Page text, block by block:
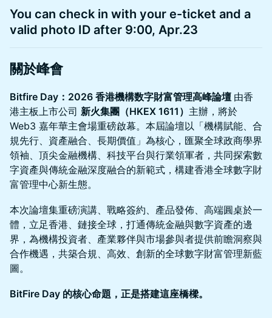
​You can check in with your e-ticket and a
valid photo ID after 9:00, Apr.23
關於峰會
Bitfire Day：2026 香港機構数字財富管理高峰論壇 由香
港主板上市公司 新火集團（HKEX 1611） 主辦，將於
Web3 嘉年華主會場重磅啟幕。本屆論壇以「機構賦能、合
規先行、資產融合、長期價值」為核心，匯聚全球政商學界
領袖、頂尖金融機構、科技平台與行業領軍者，共同探索數
字資產與傳統金融深度融合的新範式，構建香港全球數字財
富管理中心新生態。
本次論壇集重磅演講、戰略簽約、產品發佈、高端圓桌於一
體，立足香港、鏈接全球，打通傳統金融與數字資產的邊
界，為機構投資者、產業夥伴與市場參與者提供前瞻洞察與
合作機遇，共築合規、高效、創新的全球數字財富管理新藍
圖。
BitFire Day 的核心命題，正是搭建這座橋樑。